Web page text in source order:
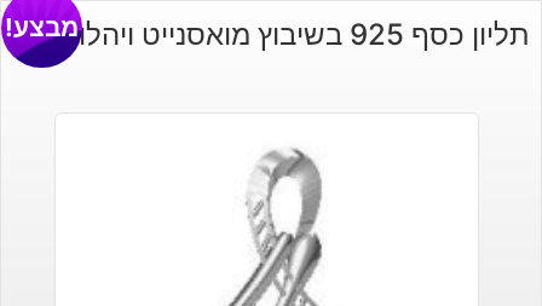
תליון כסף 925 בשיבוץ מואסנייט ויהלום גלם מבצע!